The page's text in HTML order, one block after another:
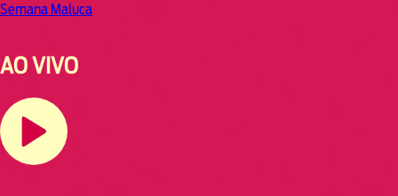
Semana Maluca
AO VIVO